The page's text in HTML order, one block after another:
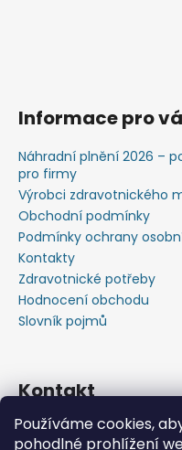
Používáme cookies,
pohodlné prohlížení
Informace pro
Náhradní plnění 2026 –
pro firmy
Výrobci zdravotnického
Obchodní podmínky
Podmínky ochrany
Kontakty
Zdravotnické potřeby
Hodnocení obchodu
Slovník pojmů
Kontakt
+420603583759